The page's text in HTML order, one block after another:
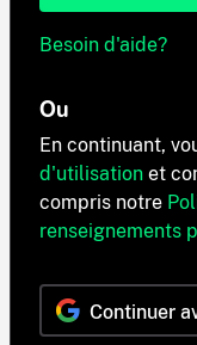
Besoin d'aide?
Ou
En continuant,
d'utilisation et
compris notre
renseignements
Continuer